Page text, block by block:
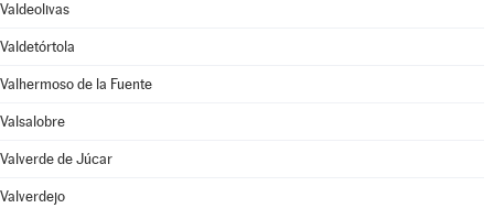
Valdeolivas
Valdetórtola
Valhermoso de la Fuente
Valsalobre
Valverde de Júcar
Valverdejo